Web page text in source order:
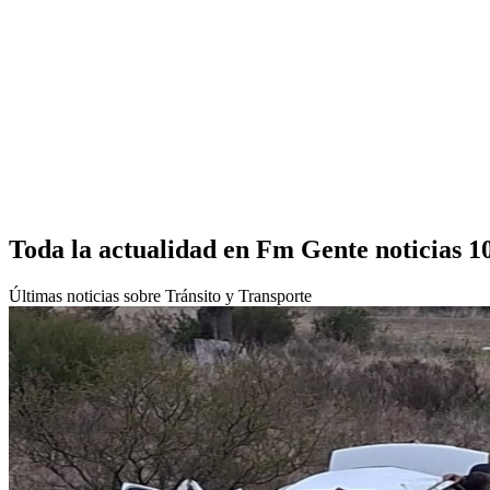
Toda la actualidad en Fm Gente noticias
Últimas noticias sobre Tránsito y Transporte